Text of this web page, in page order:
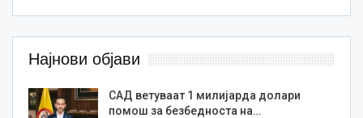
Најнови објави
САД ветуваат 1 милијарда долари
помош за безбедноста на…